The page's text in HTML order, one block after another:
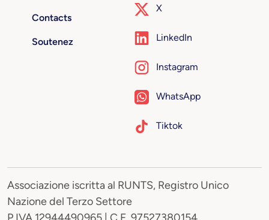
Contacts
Soutenez
X
LinkedIn
Instagram
WhatsApp
Tiktok
Associazione iscritta al RUNTS, Registro Unico
Nazione del Terzo Settore